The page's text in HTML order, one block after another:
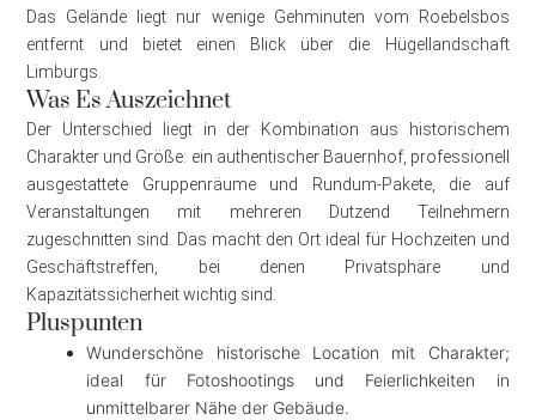
Das Gelände liegt nur wenige Gehminuten vom Roebelsbos
entfernt und bietet einen Blick über die Hügellandschaft
Limburgs.
Was Es Auszeichnet
Der Unterschied liegt in der Kombination aus historischem
Charakter und Größe: ein authentischer Bauernhof, professionell
ausgestattete Gruppenräume und Rundum-Pakete, die auf
Veranstaltungen mit mehreren Dutzend Teilnehmern
zugeschnitten sind. Das macht den Ort ideal für Hochzeiten und
Geschäftstreffen, bei denen Privatsphäre und
Kapazitätssicherheit wichtig sind.
Pluspunten
Wunderschöne historische Location mit Charakter;
ideal für Fotoshootings und Feierlichkeiten in
unmittelbarer Nähe der Gebäude.